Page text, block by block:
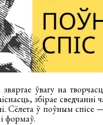
ўвагу на
збірае сведчанні
Сёлета ў поўным спісе
формаў.